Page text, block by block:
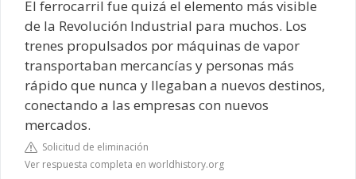
El ferrocarril fue quizá el elemento más visible
de la Revolución Industrial para muchos. Los
trenes propulsados por máquinas de vapor
transportaban mercancías y personas más
rápido que nunca y llegaban a nuevos destinos,
conectando a las empresas con nuevos
mercados.
Solicitud de eliminación
Ver respuesta completa en worldhistory.org